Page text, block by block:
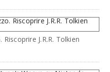
J.R.R. Tolkien